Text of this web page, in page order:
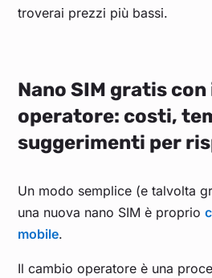
troverai prezzi più bassi.
Nano SIM gratis
operatore: costi,
suggerimenti per
Un modo semplice (e talvolta
una nuova nano SIM è proprio
mobile.
Il cambio operatore è una